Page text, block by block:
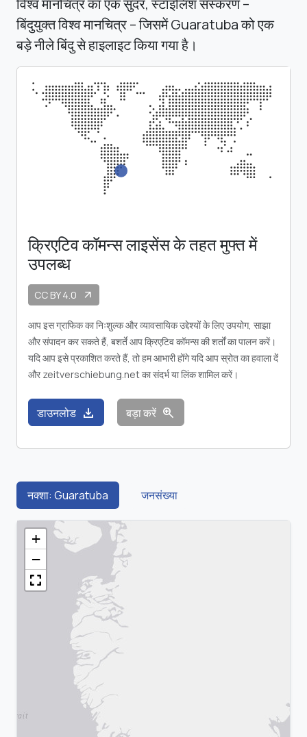
बिंदुयुक्त विश्व मानचित्र – जिसमें Guaratuba को एक
बड़े नीले बिंदु से हाइलाइट किया गया है।
क्रिएटिव कॉमन्स लाइसेंस के तहत मुफ्त में
उपलब्ध
CC BY 4.0 arrow_outward
आप इस ग्राफिक का निःशुल्क और व्यावसायिक उद्देश्यों के लिए उपयोग, साझा
और संपादन कर सकते हैं, बशर्ते आप क्रिएटिव कॉमन्स की शर्तों का पालन करें।
यदि आप इसे प्रकाशित करते हैं, तो हम आभारी होंगे यदि आप स्रोत का हवाला दें
और zeitverschiebung.net का संदर्भ या लिंक शामिल करें।
डाउनलोड download बड़ा करें zoom_in
नक्शा: Guaratuba जनसंख्या
+
−